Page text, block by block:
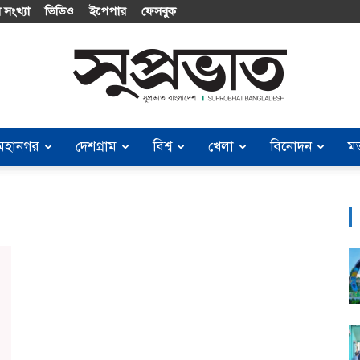
সংখ্যা ভিডিও ইপেপার ফেসবুক
Suprobhat
দেশগ্রাম বিশ্ব খেলা বিনোদন